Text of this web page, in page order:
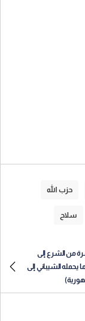
حزب الله
سلاح
من الشرع إلى
يحمله الشيباني إلى